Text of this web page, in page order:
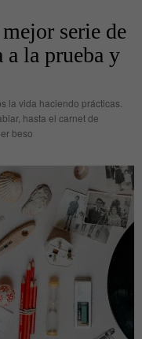
serie de
a la prueba y
la vida haciendo prácticas.
hasta el carnet de
beso